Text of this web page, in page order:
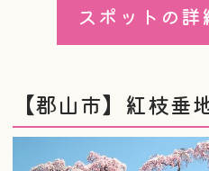
スポットの詳
【郡山市】紅枝垂